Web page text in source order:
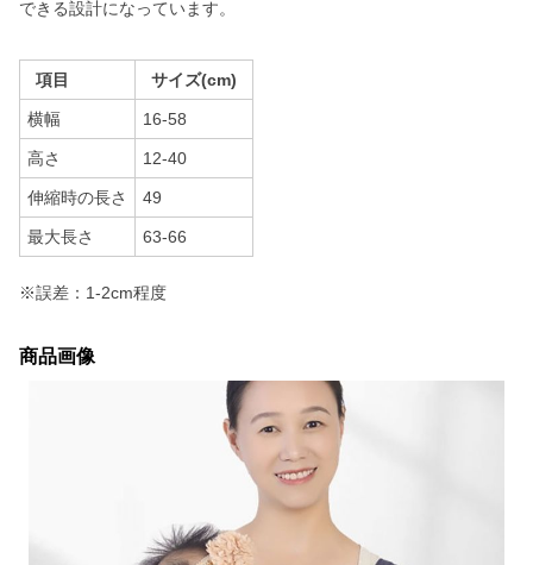
できる設計になっています。
項目 サイズ(cm)
横幅 16-58
高さ 12-40
伸縮時の長さ 49
最大長さ 63-66
※誤差：1-2cm程度
商品画像